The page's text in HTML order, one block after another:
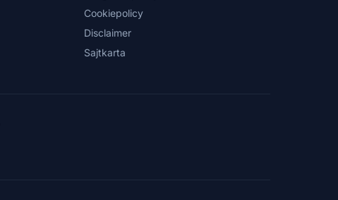
Cookiepolicy
Disclaimer
Sajtkarta